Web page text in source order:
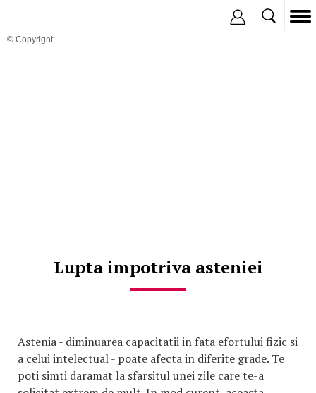
© Copyright:
Lupta impotriva asteniei
Astenia - diminuarea capacitatii in fata efortului fizic si
a celui intelectual - poate afecta in diferite grade. Te
poti simti daramat la sfarsitul unei zile care te-a